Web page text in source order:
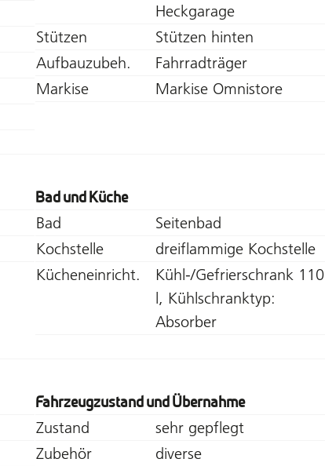
Heckgarage
Stützen
Stützen hinten
Aufbauzubeh.
Fahrradträger
Markise
Markise Omnistore
Bad und Küche
Bad
Seitenbad
Kochstelle
dreiflammige Kochstelle
Kücheneinricht.
Kühl-/Gefrierschrank 110
l, Kühlschranktyp:
Absorber
Fahrzeugzustand und Übernahme
Zustand
sehr gepflegt
Zubehör
diverse